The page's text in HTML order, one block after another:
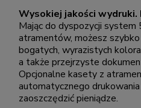
Wysokiej jakości wydruki.
Mając do dyspozycji system
atramentów, możesz
bogatych, wyrazistych
a także przejrzyste
Opcjonalne kasety z
automatycznego
zaoszczędzić pieniądze.